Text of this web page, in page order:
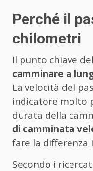
Perché il
chilometri
Il punto chiave
camminare a
La velocità del
indicatore molto
durata della
di camminata
fare la differenza
Secondo i